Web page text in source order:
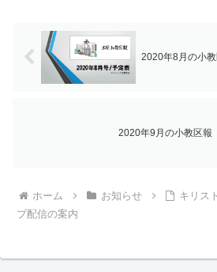
2020年8月の小
2020年9月の小教区報
ホーム お知らせ
キリス
ブ配信の案内